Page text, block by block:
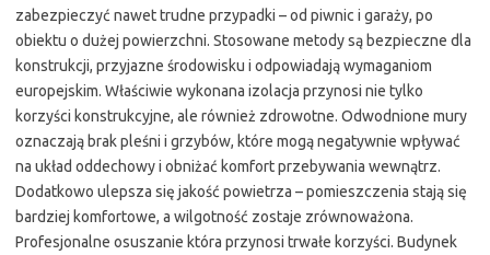
zabezpieczyć nawet trudne przypadki – od piwnic i garaży, po
obiektu o dużej powierzchni. Stosowane metody są bezpieczne dla
konstrukcji, przyjazne środowisku i odpowiadają wymaganiom
europejskim. Właściwie wykonana izolacja przynosi nie tylko
korzyści konstrukcyjne, ale również zdrowotne. Odwodnione mury
oznaczają brak pleśni i grzybów, które mogą negatywnie wpływać
na układ oddechowy i obniżać komfort przebywania wewnątrz.
Dodatkowo ulepsza się jakość powietrza – pomieszczenia stają się
bardziej komfortowe, a wilgotność zostaje zrównoważona.
Profesjonalne osuszanie która przynosi trwałe korzyści. Budynek